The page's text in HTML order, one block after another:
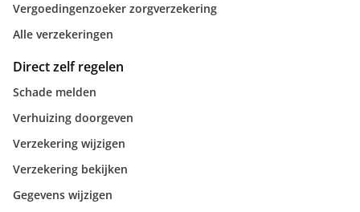
Vergoedingenzoeker zorgverzekering
Alle verzekeringen
Direct zelf regelen
Schade melden
Verhuizing doorgeven
Verzekering wijzigen
Verzekering bekijken
Gegevens wijzigen